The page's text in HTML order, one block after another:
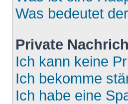
Was bedeutet
Private
Ich kann keine
Ich bekomme
Ich habe eine